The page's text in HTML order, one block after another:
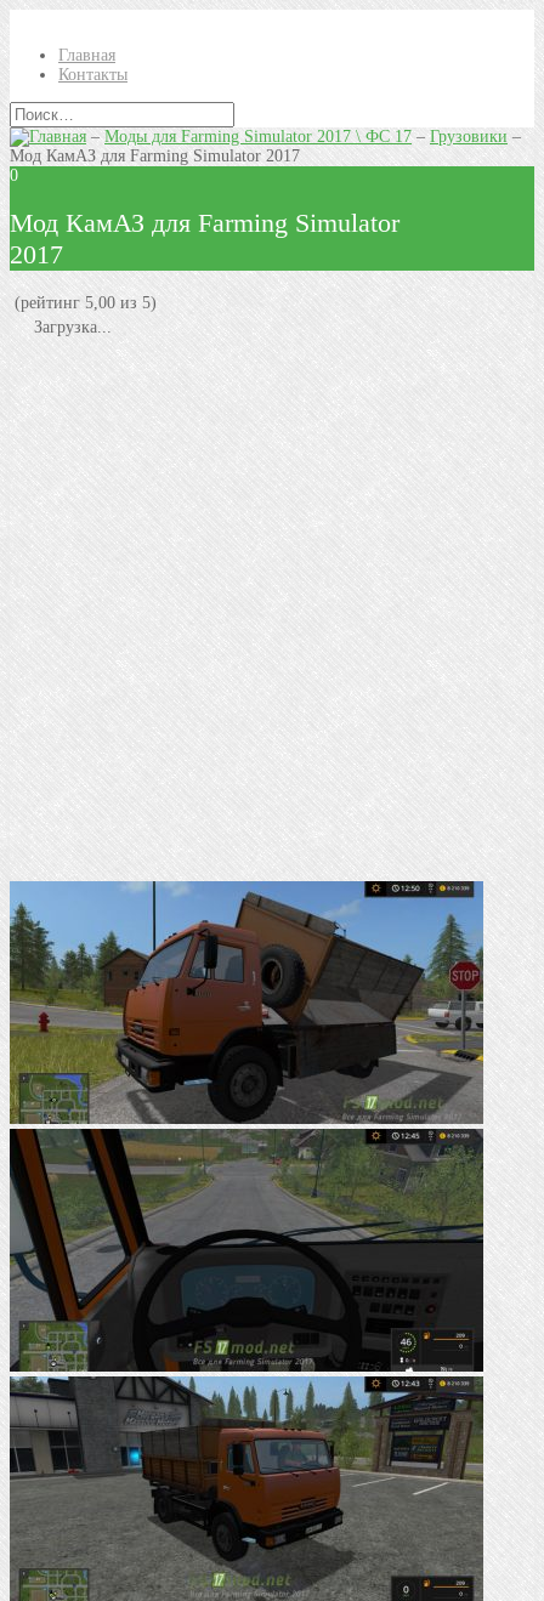
Главная
Контакты
–Моды для Farming Simulator 2017 \ ФС 17– Грузовики –
Мод КамАЗ для Farming Simulator 2017
0
Мод КамАЗ для Farming Simulator
2017
(рейтинг 5,00 из 5)
Загрузка...